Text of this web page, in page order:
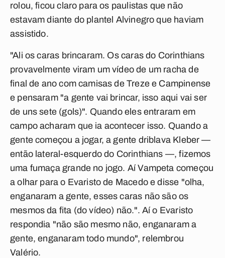
rolou, ficou claro para os paulistas que não
estavam diante do plantel Alvinegro que haviam
assistido.
"Ali os caras brincaram. Os caras do Corinthians
provavelmente viram um vídeo de um racha de
final de ano com camisas de Treze e Campinense
e pensaram "a gente vai brincar, isso aqui vai ser
de uns sete (gols)". Quando eles entraram em
campo acharam que ia acontecer isso. Quando a
gente começou a jogar, a gente driblava Kleber —
então lateral-esquerdo do Corinthians —, fizemos
uma fumaça grande no jogo. Aí Vampeta começou
a olhar para o Evaristo de Macedo e disse "olha,
enganaram a gente, esses caras não são os
mesmos da fita (do vídeo) não.". Aí o Evaristo
respondia "não são mesmo não, enganaram a
gente, enganaram todo mundo", relembrou
Valério.